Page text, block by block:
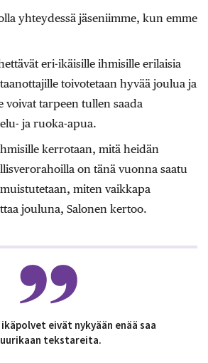
yhteydessä jäseniimme, kun emme
eri-ikäisille ihmisille erilaisia
toivotetaan hyvää joulua ja
voivat tarpeen tullen saada
ja ruoka-apua.
kerrotaan, mitä heidän
on tänä vuonna saatu
miten vaikkapa
jouluna, Salonen kertoo.
eivät nykyään enää saa
tekstareita.